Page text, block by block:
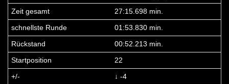
27:15.698 min.
01:53.830 min.
00:52.213 min.
22
↓ -4